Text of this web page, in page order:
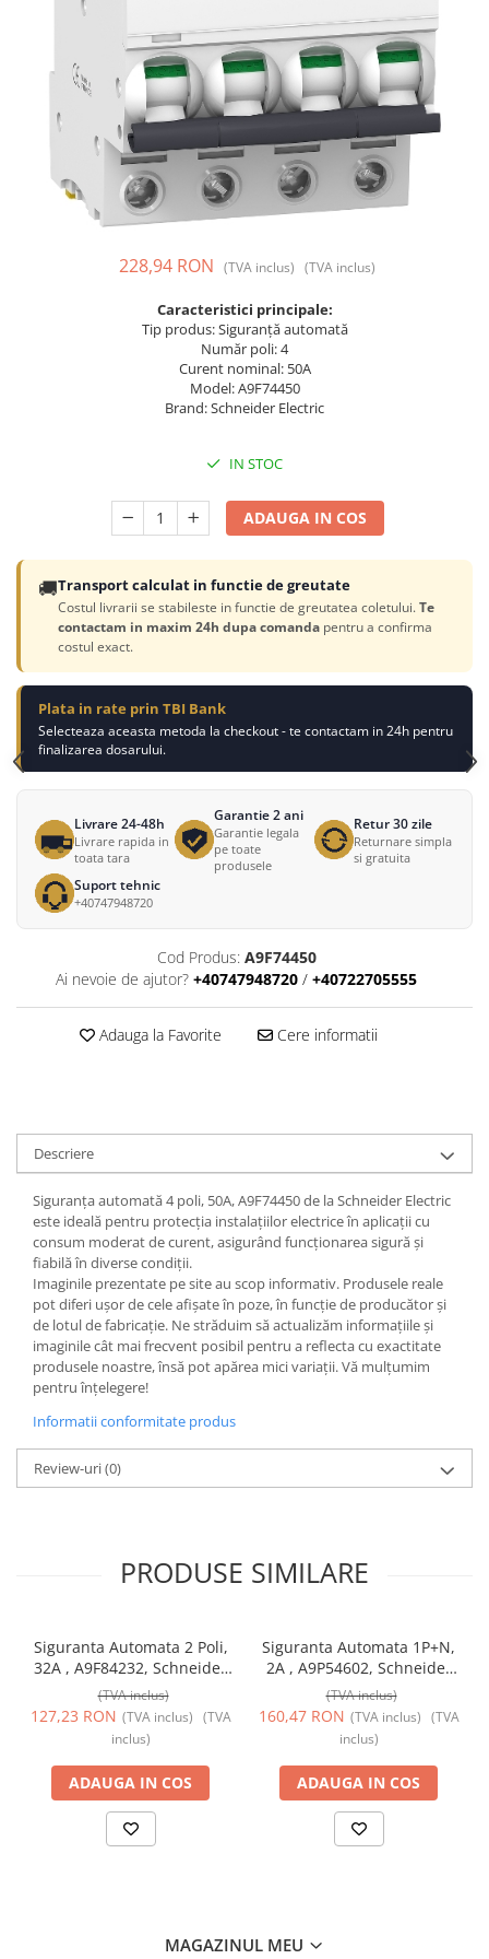
Prize și fișe industriale
Suporturi de fixare
Termostate
Variator de tensiune
Întrerupătoare
228,94 RON (TVA inclus) (TVA inclus)
Caracteristici principale:
Tip produs: Siguranță automată
Număr poli: 4
Curent nominal: 50A
Model: A9F74450
Brand: Schneider Electric
IN STOC
ADAUGA IN COS
🚚Transport calculat in functie de greutate
Costul livrarii se stabileste in functie de greutatea coletului.Te
contactam in maxim 24h dupa comanda pentru a confirma
costul exact.
Plata in rate prin TBI Bank
Selecteaza aceasta metoda la checkout - te contactam in 24h pentru
finalizarea dosarului.
Livrare 24-48h
Livrare rapida in
toata tara
Garantie 2 ani
Garantie legala
pe toate
produsele
Retur 30 zile
Returnare simpla
si gratuita
Suport tehnic
+40747948720
Cod Produs: A9F74450
Ai nevoie de ajutor? +40747948720 / +40722705555
Adauga la Favorite Cere informatii
Descriere
Siguranța automată 4 poli, 50A, A9F74450 de la Schneider Electric
este ideală pentru protecția instalațiilor electrice în aplicații cu
consum moderat de curent, asigurând funcționarea sigură și
fiabilă în diverse condiții.
Imaginile prezentate pe site au scop informativ. Produsele reale
pot diferi ușor de cele afișate în poze, în funcție de producător și
de lotul de fabricație. Ne străduim să actualizăm informațiile și
imaginile cât mai frecvent posibil pentru a reflecta cu exactitate
produsele noastre, însă pot apărea mici variații. Vă mulțumim
pentru înțelegere!
Informatii conformitate produs
Review-uri(0)
PRODUSE SIMILARE
Siguranta Automata 2 Poli,
32A , A9F84232, Schneider
Electric
(TVA inclus)
127,23 RON (TVA inclus) (TVA
inclus)
ADAUGA IN COS
Siguranta Automata 1P+N,
2A , A9P54602, Schneider
Electric
(TVA inclus)
160,47 RON (TVA inclus) (TVA
inclus)
ADAUGA IN COS
MAGAZINUL MEU